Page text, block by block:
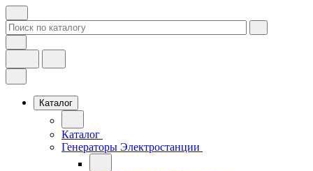
Каталог
Каталог
Генераторы Электростанции